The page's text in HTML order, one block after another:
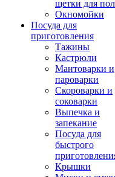
щетки для
Окномойки
Посуда для
приготовления
Тажины
Кастрюли
Мантоварки и
пароварки
Скороварки и
соковарки
Выпечка и
запекание
Посуда для
быстрого
Крышки